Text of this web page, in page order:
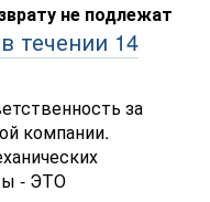
не подлежат
течении 14
за
компании.
- ЭТО